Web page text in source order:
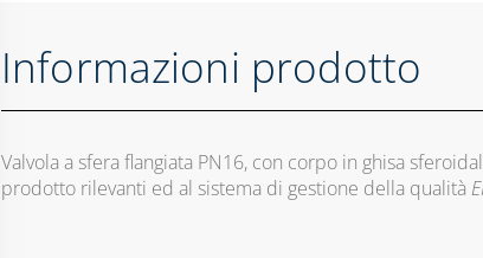
Informazioni prodotto
Valvola a sfera flangiata PN16, con corpo in ghisa
prodotto rilevanti ed al sistema di gestione della qualità